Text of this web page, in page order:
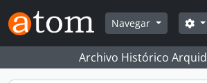
Skip to main content
Navegar
Archivo Histórico